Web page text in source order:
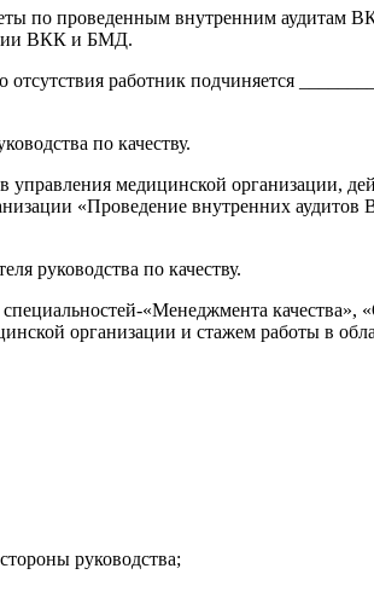
по проведенным внутренним аудитам
ВКК и БМД.
отсутствия работник подчиняется
по качеству.
управления медицинской организации,
«Проведение внутренних
руководства по качеству.
«Менеджмента качества»,
организации и стажем работы в
руководства;